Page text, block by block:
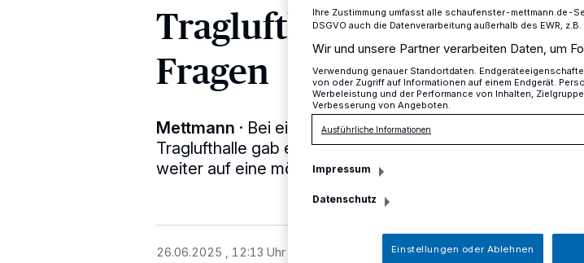
Traglufthalle: Noch viele
Fragen
Mettmann · Bei einem Termin im
Traglufthalle gab es einen weiteren Gerichtstermin. Die
weiter auf eine mögliche Rückerstattung bereits gezahlter
26.06.2025 , 12:13 Uhr 2 Minuten Lesezeit
Ihre Zustimmung umfasst alle schaufenster-mettmann.de-
DSGVO auch die Datenverarbeitung außerhalb des EWR,
Wir und unsere Partner verarbeiten Daten, um
Verwendung genauer Standortdaten.
von oder Zugriff auf Informationen auf einem Endgerät.
Werbeleistung und der Performance von Inhalten,
Verbesserung von Angeboten.
Ausführliche Informationen
Impressum
Datenschutz
Einstellungen oder Ablehnen